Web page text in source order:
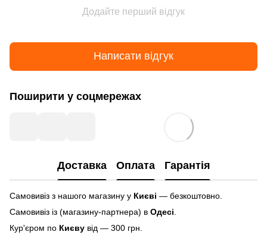
Додайте перший відгук
Написати відгук
Поширити у соцмережах
Доставка Оплата Гарантія
Самовивіз з нашого магазину у Києві — безкоштовно.
Самовивіз із (магазину-партнера) в Одесі
Кур'єром по Києву від — 300 грн.